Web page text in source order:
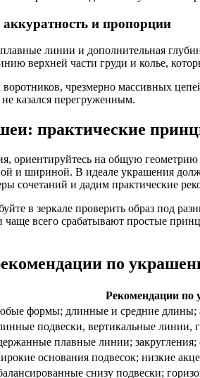
и пропорции
линии и дополнительная
верхней части груди и колье,
воротников, чрезмерно массивных
казался перегруженным.
практические
ориентируйтесь на общую
и шириной. В идеале украшения
сочетаний и дадим практические
в зеркале проверить образ под
всего срабатывают простые
по
Рекомендации по
формы; длинные и средние длины;
подвески, вертикальные линии,
плавные линии; закругления;
основания подвесок; низкие
снизу подвески;